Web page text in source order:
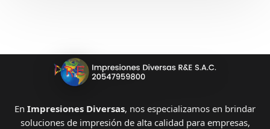
En Impresiones Diversas, nos especializamos en brindar
soluciones de impresión de alta calidad para empresas,